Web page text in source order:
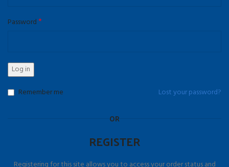
Password*
Log in
Lost your password?
Remember me
OR
REGISTER